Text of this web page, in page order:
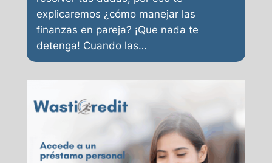
explicaremos ¿cómo manejar las
finanzas en pareja? ¡Que nada te
detenga! Cuando las…